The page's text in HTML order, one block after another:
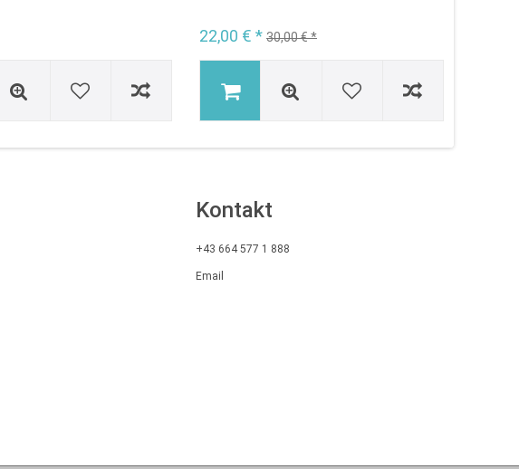
22,00 € * 30,00 € *
Kontakt
+43 664 577 1 888
Email